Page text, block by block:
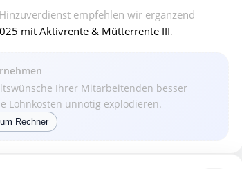
empfehlen wir ergänzend
mit Aktivrente & Mütterrente III.
Ihrer Mitarbeitenden besser
Lohnkosten unnötig explodieren.
Rechner